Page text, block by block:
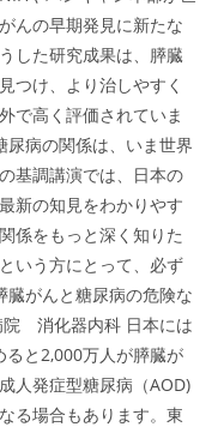
んの早期発見に新たな
した研究成果は、膵臓
つけ、より治しやすく
で高く評価されていま
病の関係は、いま世界
基調講演では、日本の
新の知見をわかりやす
係をもっと深く知りた
いう方にとって、必ず
がんと糖尿病の危険な
消化器内科 日本には
と2,000万人が膵臓が
人発症型糖尿病（AOD)
る場合もあります。東